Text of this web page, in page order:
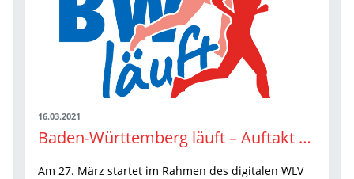
16.03.2021
Baden-Württemberg läuft – Auftakt beim digitalen WLV Laufkongress 2021
Am 27. März startet im Rahmen des digitalen WLV